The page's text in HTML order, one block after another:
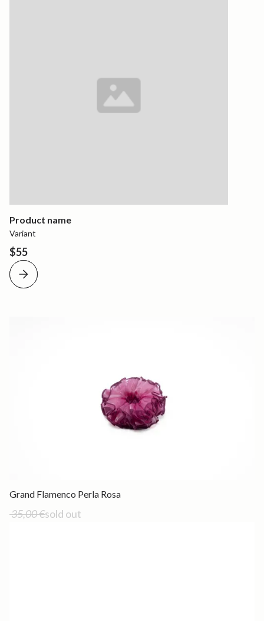
Product name
Variant
$55
Out of stock
Grand Flamenco Perla Rosa
35,00 €sold out